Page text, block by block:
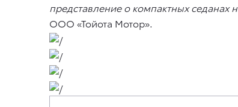
представление о компактных
ООО «Тойота Мотор».